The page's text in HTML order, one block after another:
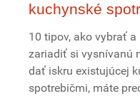
kuchynské
10 tipov, ako vybrať
zariadiť si vysnívanú
dať iskru existujúcej
spotrebičmi, máte